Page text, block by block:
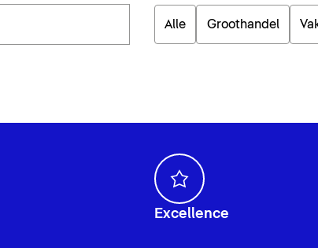
Alle Groothandel
Excellence